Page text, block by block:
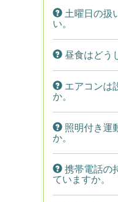
土曜日の扱
い。
昼食はどう
エアコンは
か。
照明付き運
か。
携帯電話の
ていますか。